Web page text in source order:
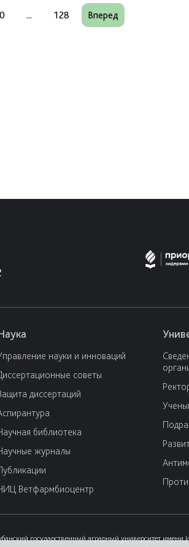
... 128 Вперед
науки и инноваций
советы
диссертаций
библиотека
журналы
Ветфармбиоцентр
государственный аграрный университет имени